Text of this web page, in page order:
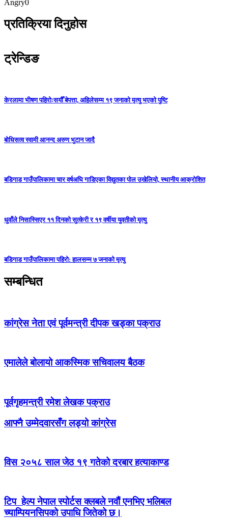
Angry0
प्रतिक्रिया दिनुहोस
ट्रेन्डिङ
केरलामा भीषण पहिरोःसयौँ बेपत्ता, अहिलेसम्म १९ जनाको मृत्यु भएको पुष्टि
बोधिसत्व स्वामी आनन्द अरुण भुटान जादै
बडिगाड गाउँपालिकामा चार वर्षअघि गाडिएका विद्युतका पोल उखेलियो, स्थानीय आक्रोशित
धुवाँले निसास्सिएर ११ दिनको सुत्केरी र १९ वर्षीया युवतीको मृत्यु
बडिगाड गाउँपालिकामा पहिरो: हालसम्म ७ जनाको मृत्यु
सम्बन्धित
कांग्रेस नेता एवं पूर्वमन्त्री दीपक खड्का पक्राउ
एमालेले बोलायो आकस्मिक सचिवालय बैठक
पूर्वगृहमन्त्री रमेश लेखक पक्राउ
आफ्नै उम्मेदवारसँग लड्यो कांग्रेस
विस २०५८ साल जेठ १९ गतेको दरबार हत्याकाण्ड
टिप हेल्प नेपाल स्पोर्टस क्लबले नवौं एनभिए भलिबल
च्याम्पियनसिपको उपाधि जितेको छ।